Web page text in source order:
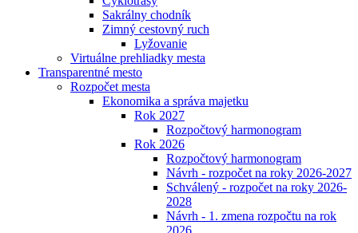
Sakrálny chodník
Zimný cestovný ruch
Lyžovanie
Virtuálne prehliadky mesta
Transparentné mesto
Rozpočet mesta
Ekonomika a správa majetku
Rok 2027
Rozpočtový harmonogram
Rok 2026
Rozpočtový harmonogram
Návrh - rozpočet na roky 2026-2027
Schválený - rozpočet na roky 2026-
2028
Návrh - 1. zmena rozpočtu na rok
2026